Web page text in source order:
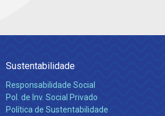
Sustentabilidade
Responsabilidade Social
Pol. de Inv. Social Privado
Política de Sustentabilidade